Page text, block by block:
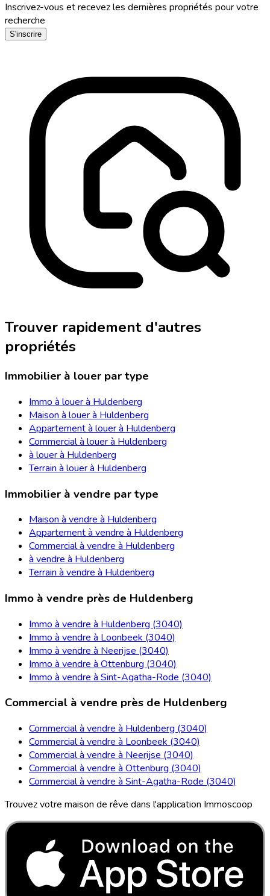
Inscrivez-vous et recevez les dernières propriétés pour votre
recherche
S'inscrire
Trouver rapidement d'autres
propriétés
Immobilier à louer par type
Immo à louer à Huldenberg
Maison à louer à Huldenberg
Appartement à louer à Huldenberg
Commercial à louer à Huldenberg
à louer à Huldenberg
Terrain à louer à Huldenberg
Immobilier à vendre par type
Maison à vendre à Huldenberg
Appartement à vendre à Huldenberg
Commercial à vendre à Huldenberg
à vendre à Huldenberg
Terrain à vendre à Huldenberg
Immo à vendre près de Huldenberg
Immo à vendre à Huldenberg (3040)
Immo à vendre à Loonbeek (3040)
Immo à vendre à Neerijse (3040)
Immo à vendre à Ottenburg (3040)
Immo à vendre à Sint-Agatha-Rode (3040)
Commercial à vendre près de Huldenberg
Commercial à vendre à Huldenberg (3040)
Commercial à vendre à Loonbeek (3040)
Commercial à vendre à Neerijse (3040)
Commercial à vendre à Ottenburg (3040)
Commercial à vendre à Sint-Agatha-Rode (3040)
Trouvez votre maison de rêve dans l'application Immoscoop